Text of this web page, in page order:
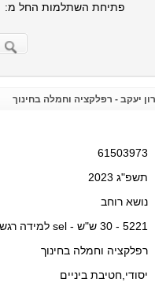
פתיחת השתלמות החל מ:
61503973
תשפ"ג 2023
נושא רוחב
5221 - 30 ש"ש - sel למידה רגשית חברתית
רפלקציה וחמלה בחינוך
יסודי,חטיבת ביניים